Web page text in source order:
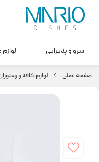
سرو و پذیرایی
صفحه اصلی لوازم کافه و